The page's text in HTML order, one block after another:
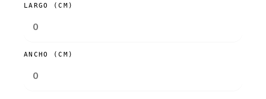
LARGO (CM)
ANCHO (CM)